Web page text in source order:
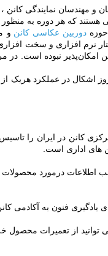
و مهندسان نمایندگی
هستند که هر دوره به
حوزهدوربین عکاسی کانن و
نرم افزاری و سخت
امکان‌پذیر نبوده است.
اشکال در عملکرد هریک از
مرکزی کانن در ایران را
های اداری است.
درمورد محصولات
فنون به آکادمی کانن
توانید از تعمیرات